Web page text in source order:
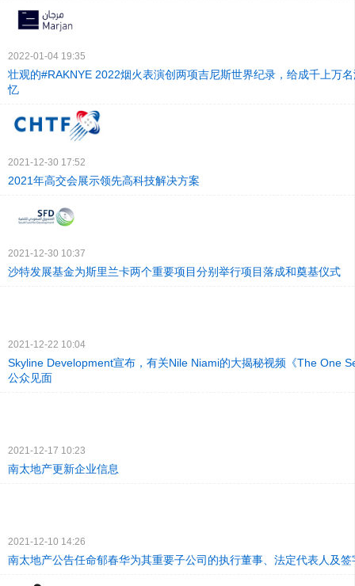
2022-01-04 19:35
壮观的#RAKNYE 2022烟火表演创两项吉尼斯世界纪录，给成千上万
忆
2021-12-30 17:52
2021年高交会展示领先高科技解决方案
2021-12-30 10:37
沙特发展基金为斯里兰卡两个重要项目分别举行项目落成和奠基仪式
2021-12-22 10:04
Skyline Development宣布，有关Nile Niami的大揭秘视频《The One
公众见面
2021-12-17 10:23
南太地产更新企业信息
2021-12-10 14:26
南太地产公告任命郁春华为其重要子公司的执行董事、法定代表人及签